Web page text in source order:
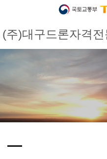
(주)대구드론자격전